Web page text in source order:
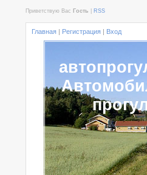
Приветствую Вас Гость RSS
Главная | Регистрация | Вход